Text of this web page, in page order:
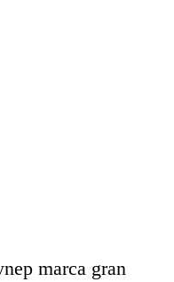
marca gran